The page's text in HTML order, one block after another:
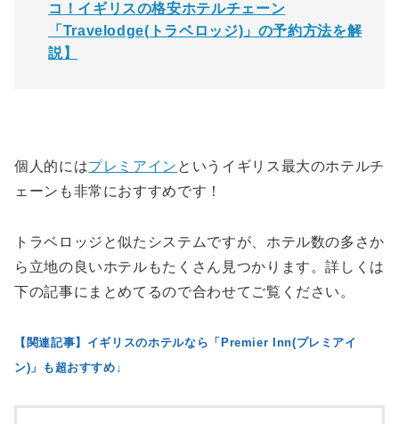
コ！イギリスの格安ホテルチェーン
「Travelodge(トラベロッジ)」の予約方法を解
説】
個人的にはプレミアイン というイギリス最大のホテルチ
ェーンも非常におすすめです！
トラベロッジと似たシステムですが、ホテル数の多さか
ら立地の良いホテルもたくさん見つかります。詳しくは
下の記事にまとめてるので合わせてご覧ください。
【関連記事】イギリスのホテルなら「Premier Inn(プレミアイ
ン)」も超おすすめ↓